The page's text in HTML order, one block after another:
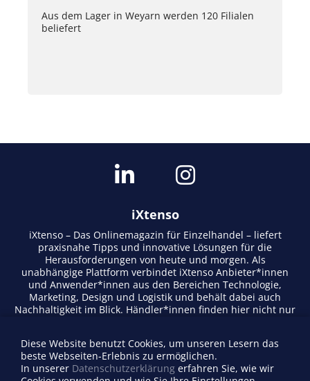
Aus dem Lager in Weyarn werden 120 Filialen
beliefert
iXtenso
iXtenso – Das Onlinemagazin für Einzelhandel – liefert
praxisnahe Tipps und innovative Lösungen für die
Herausforderungen von heute und morgen. Als
unabhängige Plattform verbindet iXtenso Anbieter*innen
und Anwender*innen aus den Bereichen Technologie,
Marketing, Design und Logistik und behält dabei auch
Nachhaltigkeit im Blick. Händler*innen finden hier nicht nur
lebendigen Schreibstil und relevantem Content fördert das
Magazin den Austausch innerhalb der Retail-Community.
Ob digitale Trends oder praktische Alltagstipps – iXtenso
Diese Website benutzt Cookies, um unseren Lesern das
beste Webseiten-Erlebnis zu ermöglichen.
In unserer Datenschutzerklärung erfahren Sie, wie wir